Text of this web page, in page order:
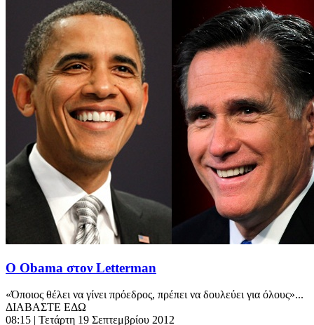
Ο Obama στον Letterman
«Όποιος θέλει να γίνει πρόεδρος, πρέπει να δουλεύει για όλους»...
ΔΙΑΒΑΣΤΕ ΕΔΩ
08:15 | Τετάρτη 19 Σεπτεμβρίου 2012